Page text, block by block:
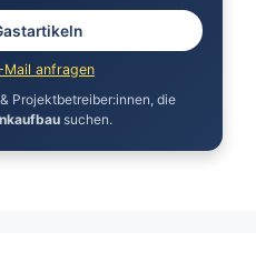
anfragen
Projektbetreiber:innen, die
suchen.